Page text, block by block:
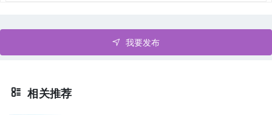
我要发布
相关推荐